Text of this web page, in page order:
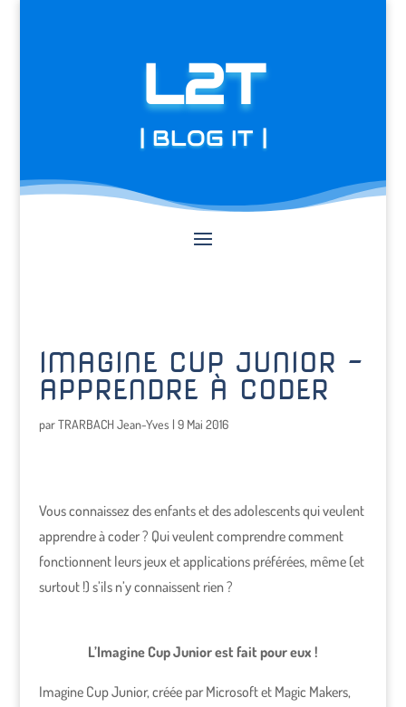
L2T
| BLOG IT |
IMAGINE CUP JUNIOR –
APPRENDRE À CODER
parTRARBACH Jean-Yves | 9 Mai 2016
Vous connaissez des enfants et des adolescents qui veulent
apprendre à coder ? Qui veulent comprendre comment
fonctionnent leurs jeux et applications préférées, même (et
surtout !) s’ils n’y connaissent rien ?
L’Imagine Cup Junior est fait pour eux !
Imagine Cup Junior, créée par Microsoft et Magic Makers,